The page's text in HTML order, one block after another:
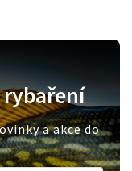
a akce do